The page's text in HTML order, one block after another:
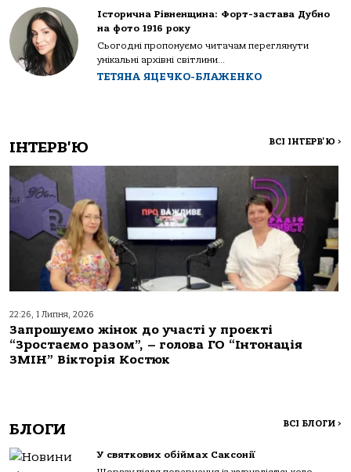
Історична Рівненщина: Форт-застава Дубно
на фото 1916 року
Сьогодні пропонуємо читачам переглянути
унікальні архівні світлини...
ТЕТЯНА ЯЦЕЧКО-БЛАЖЕНКО
ІНТЕРВ'Ю ВСІ ІНТЕРВ'Ю >
22:26, 1 Липня, 2026
Запрошуємо жінок до участі у проєкті
“Зростаємо разом”, – голова ГО “Інтонація
ЗМІН” Вікторія Костюк
БЛОГИ ВСІ БЛОГИ >
У святкових обіймах Саксонії